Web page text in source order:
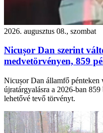
2026. augusztus 08., szombat
Nicușor Dan szerint
medvetörvényen, 859
Nicușor Dan államfő pénteken
újratárgyalásra a 2026-ban
lehetővé tevő törvényt.